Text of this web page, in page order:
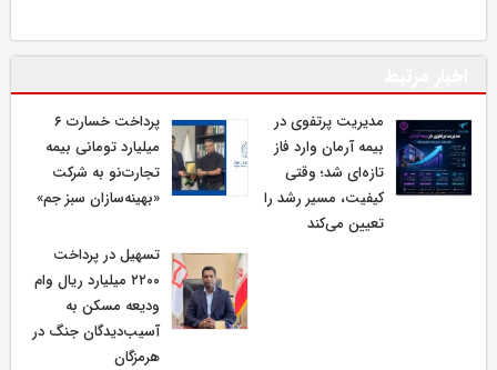
مدیریت پرتفوی در
بیمه آرمان وارد فاز
تازه‌ای شد؛ وقتی
کیفیت، مسیر رشد را
تعیین می‌کند
پرداخت خسارت ۶
میلیارد تومانی بیمه
تجارت‌نو به شرکت
«بهینه‌سازان سبز جم»
تسهیل در پرداخت
۲۲۰۰ میلیارد ریال وام
ودیعه مسکن به
آسیب‌دیدگان جنگ در
هرمزگان